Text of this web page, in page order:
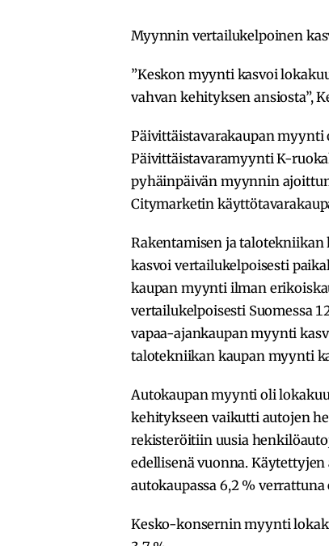
Myynnin vertailukelpoinen
”Keskon myynti kasvoi
vahvan kehityksen ansiosta”,
Päivittäistavarakaupan myynti
Päivittäistavaramyynti K-
pyhäinpäivän myynnin
Citymarketin
Rakentamisen ja talotekniikan
kasvoi vertailukelpoisesti
kaupan myynti ilman
vertailukelpoisesti Suomessa
vapaa-ajankaupan myynti
talotekniikan kaupan myynti
Autokaupan myynti oli
kehitykseen vaikutti autojen
rekisteröitiin uusia
edellisenä vuonna.
autokaupassa 6,2 %
Kesko-konsernin myynti